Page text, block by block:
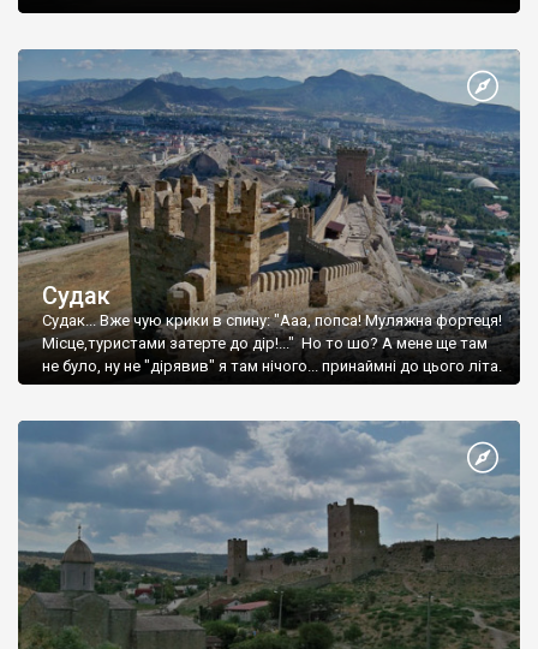
Судак
Судак... Вже чую крики в спину: "Ааа, попса! Муляжна фортеця!
Місце,туристами затерте до дір!..." Но то шо? А мене ще там
не було, ну не "дірявив" я там нічого... принаймні до цього літа.